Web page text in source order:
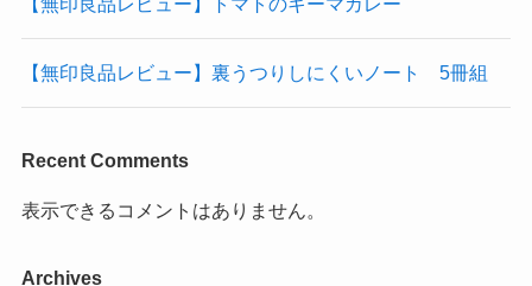
【無印良品レビュー】裏うつりしにくいノート 5冊組
Recent Comments
表示できるコメントはありません。
Archives